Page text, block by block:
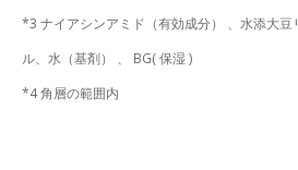
*3 ナイアシンアミド（有効成分） 、水添大豆
ル、水（基剤） 、 BG( 保湿 )
*4 角層の範囲内